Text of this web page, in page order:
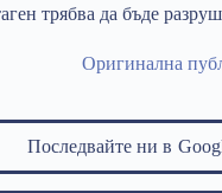
трябва да бъде
Оригинална
Последвайте ни в